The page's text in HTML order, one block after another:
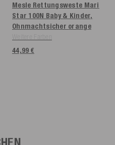
Mesle Rettungsweste Mari
Star 100N Baby & Kinder,
Ohnmachtsicher orange
44,99 €